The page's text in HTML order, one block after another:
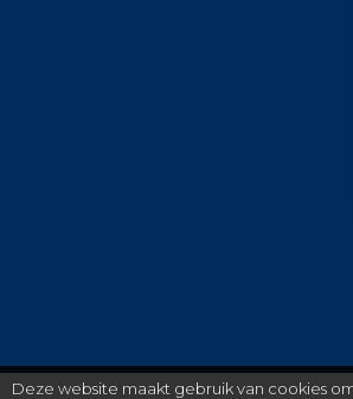
Deze website maakt gebruik van cookies